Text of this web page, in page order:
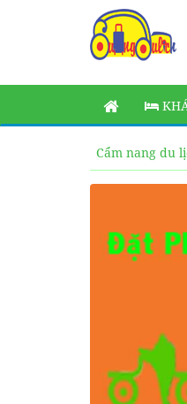
Cẩm nang du